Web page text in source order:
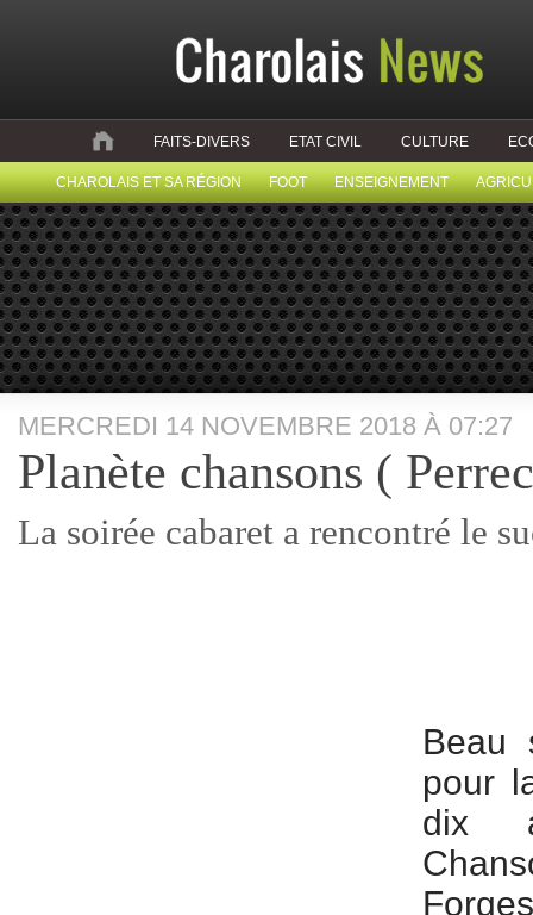
FAITS-DIVERS ETAT CIVIL CULTURE
CHAROLAIS ET SA RÉGION FOOT ENSEIGNEMENT
MERCREDI 14 NOVEMBRE 2018 À 07:27
Planète chansons (
La soirée cabaret a rencontré le
Beau
pour
dix